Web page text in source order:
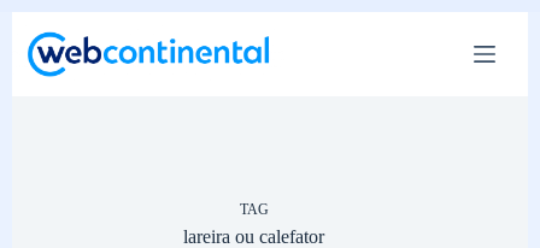
para
TAG
lareira ou calefator